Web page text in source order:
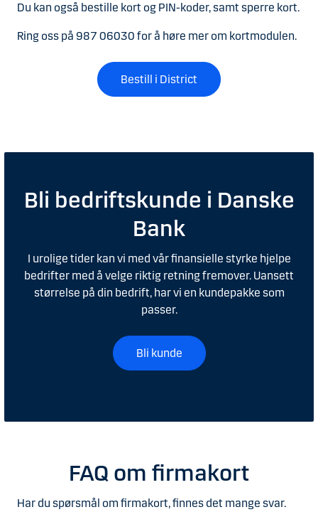
Du kan også bestille kort og PIN-koder, samt sperre kort.
Ring oss på 987 06030 for å høre mer om kortmodulen.
Bestill i District
Bli bedriftskunde i Danske
Bank
I urolige tider kan vi med vår finansielle styrke hjelpe
bedrifter med å velge riktig retning fremover. Uansett
størrelse på din bedrift, har vi en kundepakke som
passer.
Bli kunde
FAQ om firmakort
Har du spørsmål om firmakort, finnes det mange svar.